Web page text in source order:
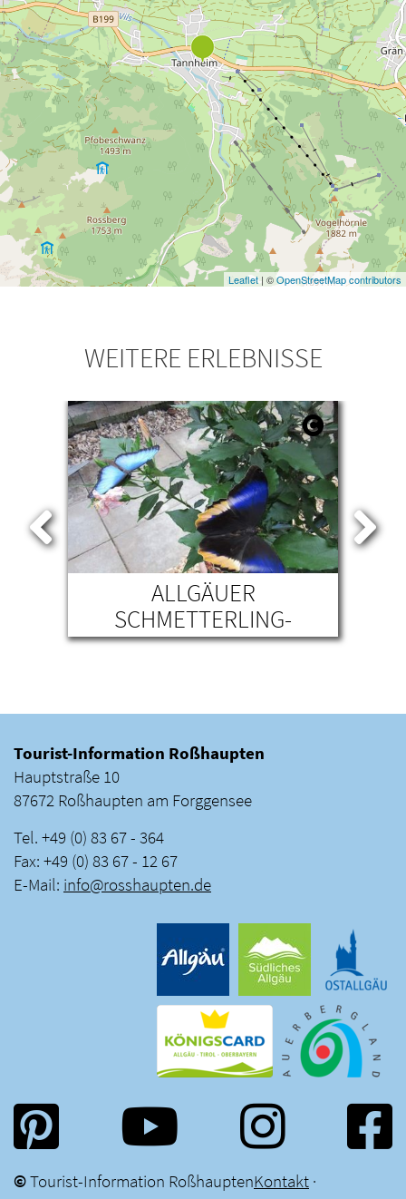
Leaflet | ©OpenStreetMap contributors
WEITERE ERLEBNISSE
ALLGÄUER
SCHMETTERLING-
ERLEBNISWELT
Tourist-Information Roßhaupten
Hauptstraße 10
87672 Roßhaupten am Forggensee
Tel. +49 (0) 83 67 - 364
Fax: +49 (0) 83 67 - 12 67
E-Mail: info@rosshaupten.de
©Tourist-Information RoßhauptenKontakt ·